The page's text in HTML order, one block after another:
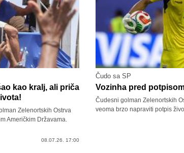
kao kralj, ali priča
Zelenortskih Ostrva
Američkim Državama.
08.07.26. 17:00
Čudo sa SP
Vozinha pred
Čudesni golman Zelenortskih
veoma brzo napraviti potpis